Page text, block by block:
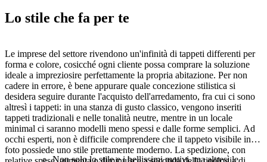
Lo stile che fa per te
Le imprese del settore rivendono un'infinità di tappeti differenti per
forma e colore, cosicché ogni cliente possa comprare la soluzione
ideale a impreziosire perfettamente la propria abitazione. Per non
cadere in errore, è bene appurare quale concezione stilistica si
desidera seguire durante l'acquisto dell'arredamento, fra cui ci sono
altresì i tappeti: in una stanza di gusto classico, vengono inseriti
tappeti tradizionali e nelle tonalità neutre, mentre in un locale
minimal ci saranno modelli meno spessi e dalle forme semplici. Ad
occhi esperti, non è difficile comprendere che il tappeto visibile in
foto possiede uno stile prettamente moderno. La spedizione, con
Non solo lo stile e i bellissimi motivi, ma altresì le